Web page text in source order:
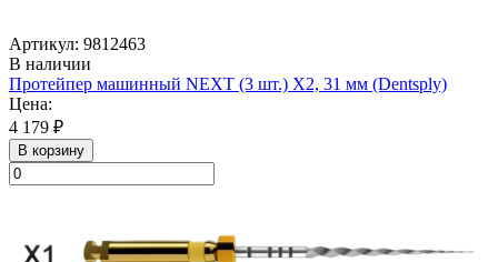
Артикул: 9812463
В наличии
Протейпер машинный NEXT (3 шт.) Х2, 31 мм (Dentsply)
Цена:
4 179 ₽
В корзину